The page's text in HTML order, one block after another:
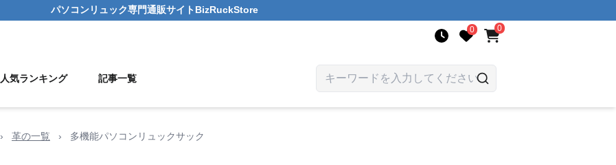
パソコンリュック専門通販サイト BizRuckStore
0 0
人気ランキング 記事一覧
› 革の一覧 › 多機能パソコンリュックサック